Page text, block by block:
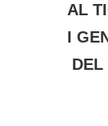
AL
I
DEL